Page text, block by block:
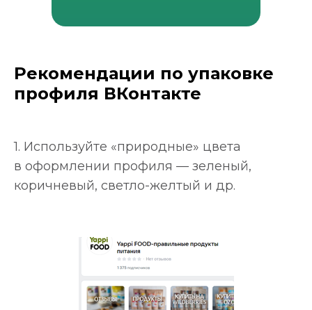
Рекомендации по упаковке
профиля ВКонтакте
1. Используйте «природные» цвета
в оформлении профиля — зеленый,
коричневый, светло-желтый и др.